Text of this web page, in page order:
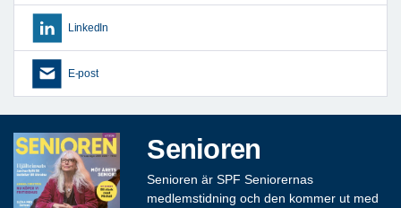
LinkedIn
E-post
Senioren
Senioren är SPF Seniorernas
medlemstidning och den kommer ut med